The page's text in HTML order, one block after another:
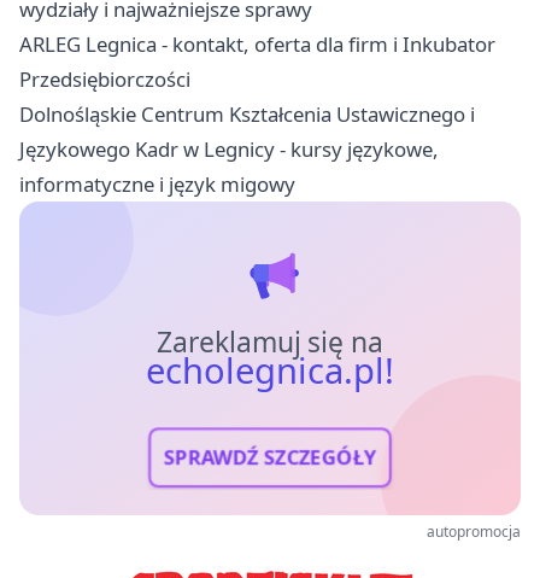
wydziały i najważniejsze sprawy
ARLEG Legnica - kontakt, oferta dla firm i Inkubator
Przedsiębiorczości
Dolnośląskie Centrum Kształcenia Ustawicznego i
Językowego Kadr w Legnicy - kursy językowe,
informatyczne i język migowy
Zareklamuj się na
echolegnica.pl!
SPRAWDŹ SZCZEGÓŁY
autopromocja